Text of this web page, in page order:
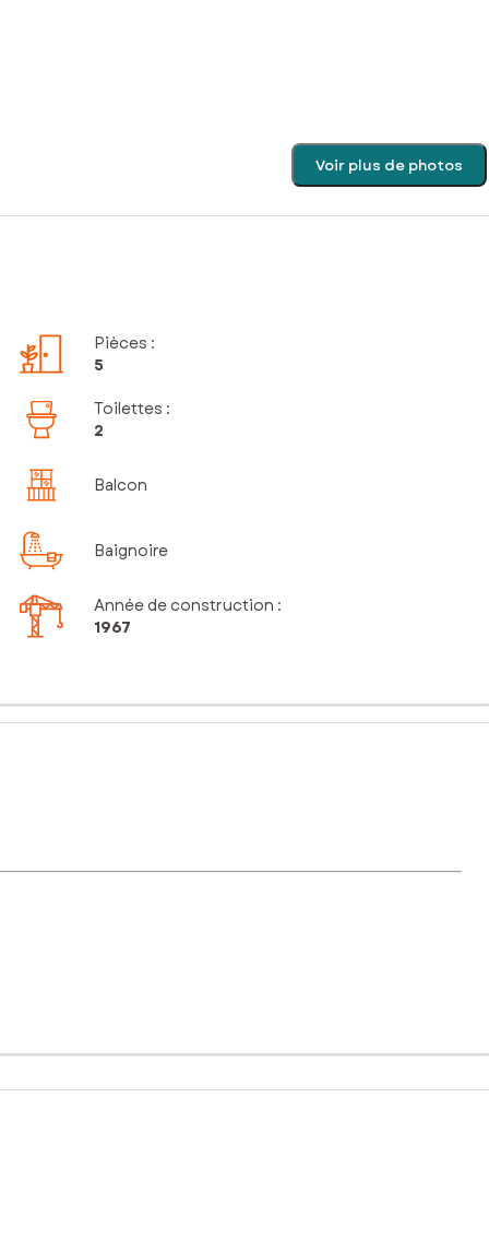
Voir plus de photos
Pièces :
5
Toilettes :
2
Balcon
Baignoire
Année de construction :
1967
équilibré : écoles à environ 500 m, commerces
fenêtres ouvrant sur le balcon-terrasse plein sud. Quatre